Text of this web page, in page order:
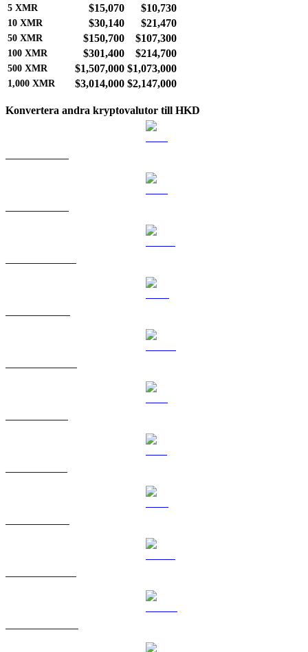
5 XMR $15,070 $10,730
10 XMR $30,140 $21,470
50 XMR $150,700 $107,300
100 XMR $301,400 $214,700
500 XMR $1,507,000 $1,073,000
1,000 XMR $3,014,000 $2,147,000
Konvertera andra kryptovalutor till HKD